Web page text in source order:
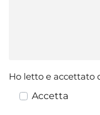
Ho letto e accettato
Accetta